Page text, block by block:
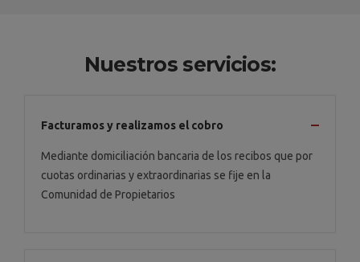
Nuestros servicios:
Facturamos y realizamos el cobro
Mediante domiciliación bancaria de los recibos que por
cuotas ordinarias y extraordinarias se fije en la
Comunidad de Propietarios